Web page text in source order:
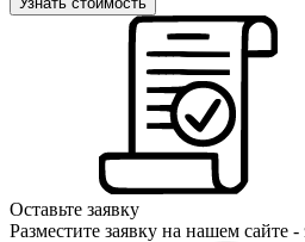
Оставьте заявку
Разместите заявку на нашем сайте